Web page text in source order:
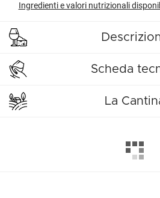
Ingredienti e valori nutrizionali
Scheda
La